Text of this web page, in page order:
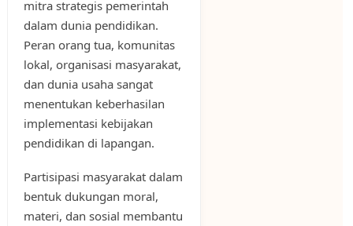
mitra strategis pemerintah
dalam dunia pendidikan.
Peran orang tua, komunitas
lokal, organisasi masyarakat,
dan dunia usaha sangat
menentukan keberhasilan
implementasi kebijakan
pendidikan di lapangan.
Partisipasi masyarakat dalam
bentuk dukungan moral,
materi, dan sosial membantu